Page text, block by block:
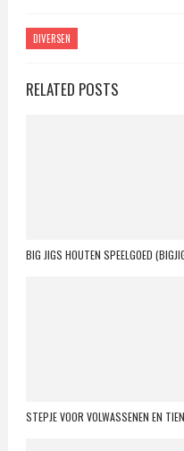
DIVERSEN
RELATED POSTS
BIG JIGS HOUTEN SPEELGOED
STEPJE VOOR VOLWASSENEN EN